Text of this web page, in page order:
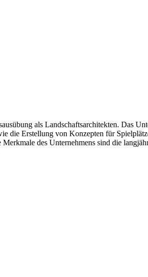
als Landschaftsarchitekten. Das
die Erstellung von Konzepten für
des Unternehmens sind die